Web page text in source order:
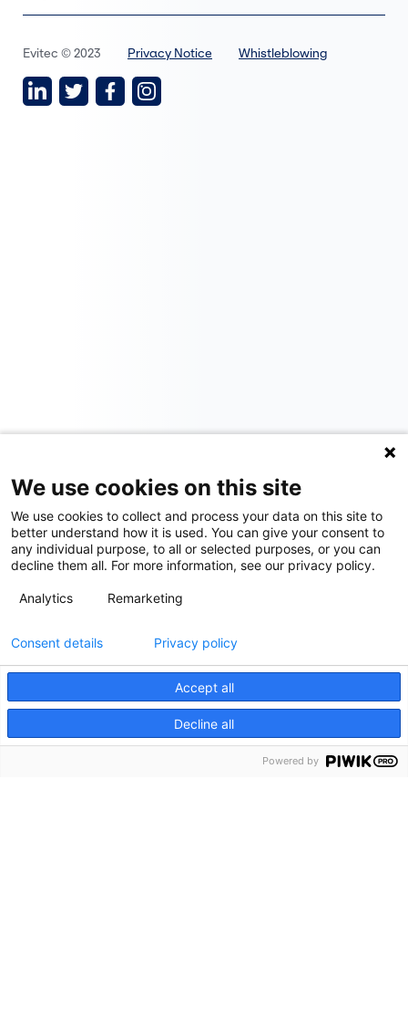
Evitec © 2023 Privacy Notice Whistleblowing
We use cookies on this site
We use cookies to collect and process your data on this site to
better understand how it is used. You can give your consent to
any individual purpose, to all or selected purposes, or you can
decline them all. For more information, see our privacy policy.
Analytics Remarketing
Accept all
Decline all
Consent details Privacy policy
Powered by